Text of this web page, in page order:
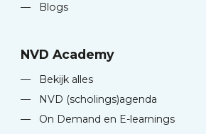
—
Blogs
NVD Academy
—
Bekijk alles
—
NVD (scholings)agenda
—
On Demand en E-learnings